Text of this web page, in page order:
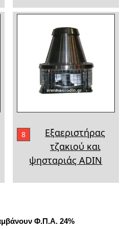
8
Εξαεριστήρας
τζακιού και
ψησταριάς ADIN
Φ.Π.Α. 24%